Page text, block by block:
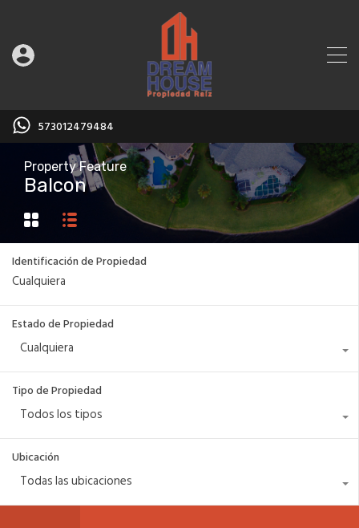
573012479484
Property Feature
Balcon
Identificación de Propiedad
Estado de Propiedad
Cualquiera
Tipo de Propiedad
Todos los tipos
Ubicación
Todas las ubicaciones